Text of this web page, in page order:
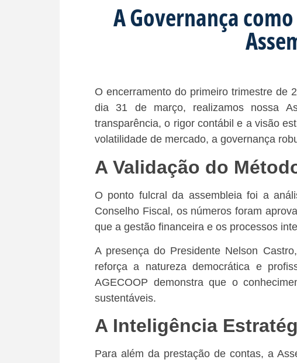
A Governança
O encerramento do primeiro trimestre de
dia 31 de março, realizamos nossa
transparência, o rigor contábil e a visão
volatilidade de mercado, a governança
A Validação do
O ponto fulcral da assembleia foi a
Conselho Fiscal, os números foram
que a gestão financeira e os processos
A presença do Presidente Nelson
reforça a natureza democrática e
AGECOOP demonstra que o
sustentáveis.
A Inteligência
Para além da prestação de contas, a